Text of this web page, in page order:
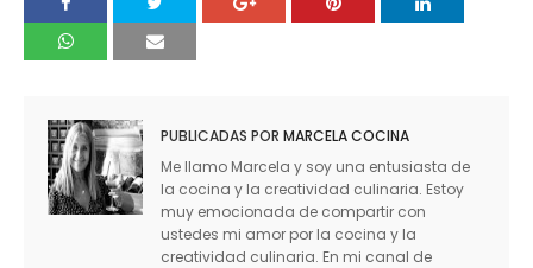
PUBLICADAS POR MARCELA COCINA
Me llamo Marcela y soy una entusiasta de
la cocina y la creatividad culinaria. Estoy
muy emocionada de compartir con
ustedes mi amor por la cocina y la
creatividad culinaria. En mi canal de